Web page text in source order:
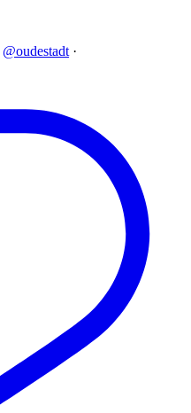
@oudestadt ·